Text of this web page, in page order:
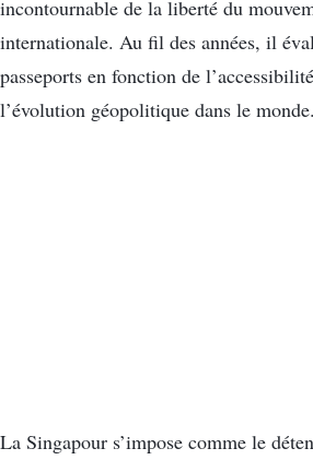
incontournable de la liberté du
internationale. Au fil des années, il
passeports en fonction de
l’évolution géopolitique dans le monde.
La Singapour s’impose comme le